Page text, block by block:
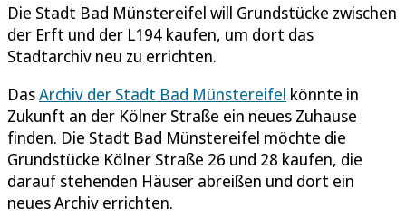
Die Stadt Bad Münstereifel will Grundstücke zwischen
der Erft und der L194 kaufen, um dort das
Stadtarchiv neu zu errichten.
DasArchiv der Stadt Bad Münstereifel könnte in
Zukunft an der Kölner Straße ein neues Zuhause
finden. Die Stadt Bad Münstereifel möchte die
Grundstücke Kölner Straße 26 und 28 kaufen, die
darauf stehenden Häuser abreißen und dort ein
neues Archiv errichten.